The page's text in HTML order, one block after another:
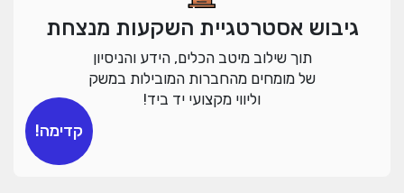
גיבוש אסטרטגיית השקעות מנצחת
תוך שילוב מיטב הכלים, הידע והניסיון
של מומחים מהחברות המובילות במשק
וליווי מקצועי יד ביד!
קדימה!